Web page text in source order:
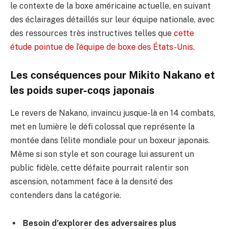
le contexte de la boxe américaine actuelle, en suivant
des éclairages détaillés sur leur équipe nationale, avec
des ressources très instructives telles que cette
étude pointue de l’équipe de boxe des États-Unis.
Les conséquences pour Mikito Nakano et
les poids super-coqs japonais
Le revers de Nakano, invaincu jusque-là en 14 combats,
met en lumière le défi colossal que représente la
montée dans l’élite mondiale pour un boxeur japonais.
Même si son style et son courage lui assurent un
public fidèle, cette défaite pourrait ralentir son
ascension, notamment face à la densité des
contenders dans la catégorie.
Besoin d’explorer des adversaires plus